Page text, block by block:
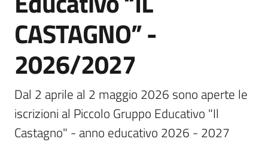
Vivere
Castel
del
Rio
CASTAGNO” -
2026/2027
Dal 2 aprile al 2 maggio 2026 sono aperte le
iscrizioni al Piccolo Gruppo Educativo "Il
Castagno" - anno educativo 2026 - 2027